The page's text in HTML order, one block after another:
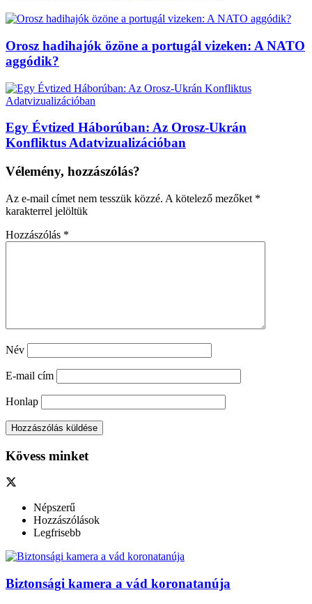
Orosz hadihajók özöne a portugál vizeken: A NATO
aggódik?
Egy Évtized Háborúban: Az Orosz-Ukrán
Konfliktus Adatvizualizációban
Vélemény, hozzászólás?
Az e-mail címet nem tesszük közzé. A kötelező mezőket *
karakterrel jelöltük
Hozzászólás *
Név
E-mail cím
Honlap
Kövess minket
Népszerű
Hozzászólások
Legfrisebb
Biztonsági kamera a vád koronatanúja